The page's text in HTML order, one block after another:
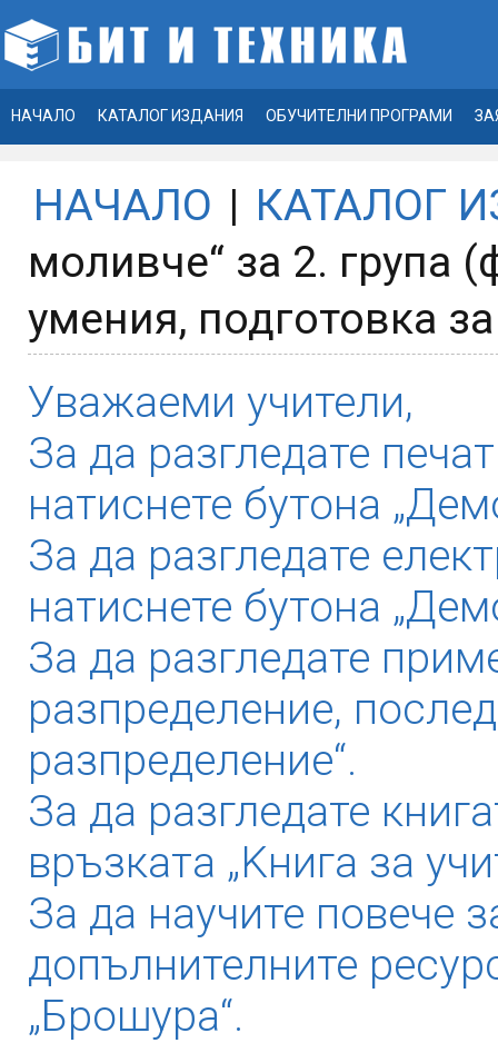
НАЧАЛО КАТАЛОГ ИЗДАНИЯ ОБУЧИТЕЛНИ ПРОГРАМИ
НАЧАЛО | КАТАЛОГ
моливче“ за 2. група
умения, подготовка
Уважаеми учители,
За да разгледате
натиснете бутона
За да разгледате
натиснете бутона
За да разгледате
разпределение,
разпределение“.
За да разгледате
връзката „Kнига за
За да научите повече
допълнителните
„Брошура“.